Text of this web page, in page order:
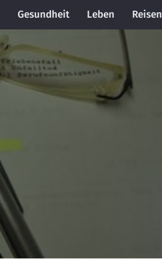
Gesundheit Leben Reisen